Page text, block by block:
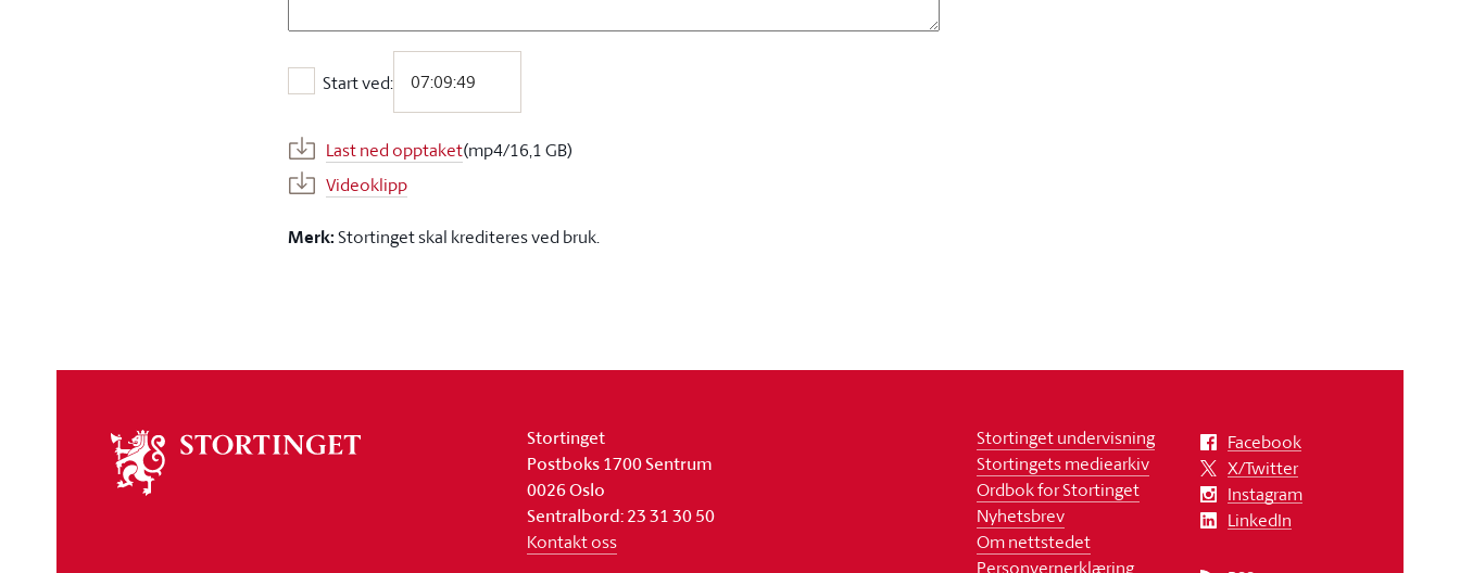
Start ved:
Start ved:
Last ned opptaket(mp4/16,1 GB)
Videoklipp
Merk:Stortinget skal krediteres ved bruk.
stortinget
Stortinget
Postboks 1700 Sentrum
0026 Oslo
Sentralbord: 23 31 30 50
Kontakt oss
Stortinget undervisning
Stortingets mediearkiv
Ordbok for Stortinget
Nyhetsbrev
Om nettstedet
Personvernerklæring
Facebook
X/Twitter
Instagram
LinkedIn